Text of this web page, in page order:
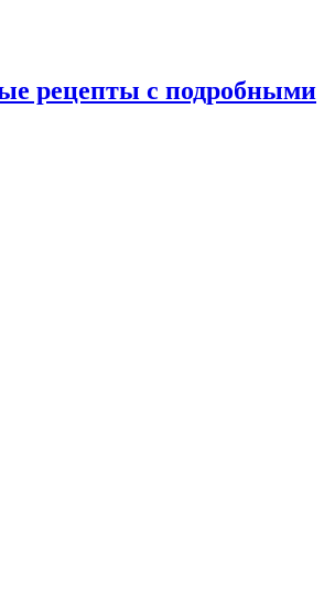
рецепты с подробными